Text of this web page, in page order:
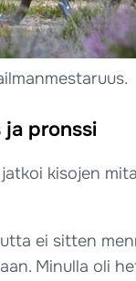
ja pronssi
kisojen
ei sitten
Minulla oli